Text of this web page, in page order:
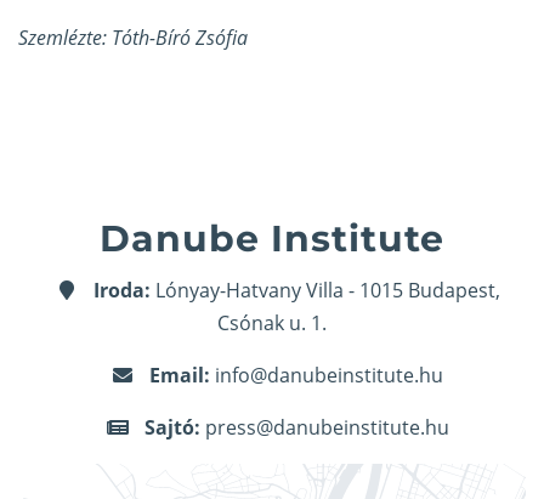
Szemlézte: Tóth-Bíró Zsófia
Danube Institute
Iroda: Lónyay-Hatvany Villa - 1015 Budapest,
Csónak u. 1.
Email: info@danubeinstitute.hu
Sajtó: press@danubeinstitute.hu